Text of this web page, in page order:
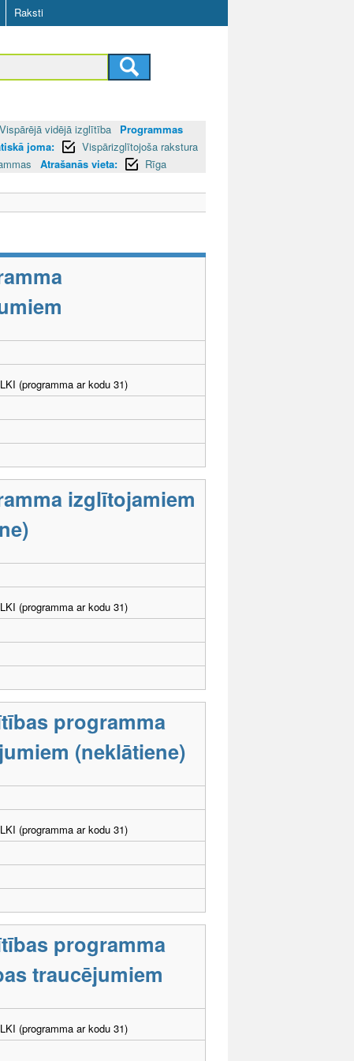
Raksti
Vispārējā vidējā izglītība
Programmas
joma:
Vispārizglītojoša rakstura
Atrašanās vieta: Rīga
(programma ar kodu 31)
izglītojamiem
(programma ar kodu 31)
programma
(neklātiene)
(programma ar kodu 31)
programma
traucējumiem
(programma ar kodu 31)